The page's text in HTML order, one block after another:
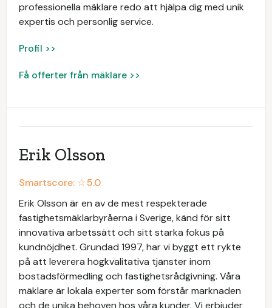
professionella mäklare redo att hjälpa dig med unik
expertis och personlig service.
Profil >>
Få offerter från mäklare >>
Erik Olsson
Smartscore: ☆5.0
Erik Olsson är en av de mest respekterade
fastighetsmäklarbyråerna i Sverige, känd för sitt
innovativa arbetssätt och sitt starka fokus på
kundnöjdhet. Grundad 1997, har vi byggt ett rykte
på att leverera högkvalitativa tjänster inom
bostadsförmedling och fastighetsrådgivning. Våra
mäklare är lokala experter som förstår marknaden
och de unika behoven hos våra kunder. Vi erbjuder